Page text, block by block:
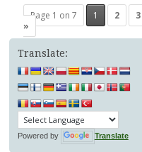
Navigation
des
articles
Page 1 on 7 1 2 3
»
Translate:
Powered by Translate